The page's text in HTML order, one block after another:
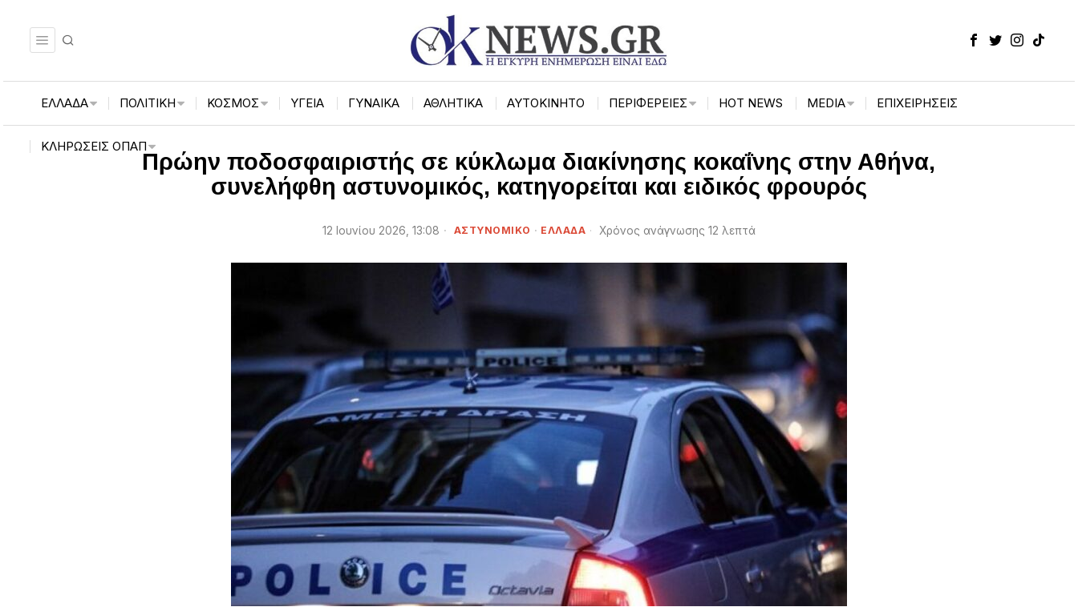
ΕΛΛΑΔΑ ΠΟΛΙΤΙΚΗ ΚΟΣΜΟΣ ΥΓΕΙΑ ΓΥΝΑΙΚΑ ΑΘΛΗΤΙΚΑ ΑΥΤΟΚΙΝΗΤΟ ΠΕΡΙΦΈΡΕΙΕΣ HOT NEWS MEDIA ΕΠΙΧΕΙΡΉΣΕΙΣ
ΚΛΗΡΏΣΕΙΣ ΟΠΑΠ
Πρώην ποδοσφαιριστής σε κύκλωμα διακίνησης κοκαΐνης στην Αθήνα,
συνελήφθη αστυνομικός, κατηγορείται και ειδικός φρουρός
12 Ιουνίου 2026, 13:08 ΑΣΤΥΝΟΜΙΚΟ · ΕΛΛΑΔΑ Χρόνος ανάγνωσης 12 λεπτά